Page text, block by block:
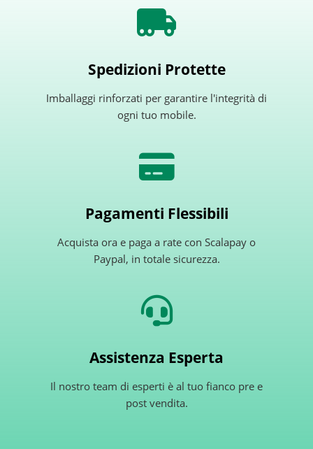
Spedizioni Protette
Imballaggi rinforzati per garantire l'integrità di
ogni tuo mobile.
Pagamenti Flessibili
Acquista ora e paga a rate con Scalapay o
Paypal, in totale sicurezza.
Assistenza Esperta
Il nostro team di esperti è al tuo fianco pre e
post vendita.